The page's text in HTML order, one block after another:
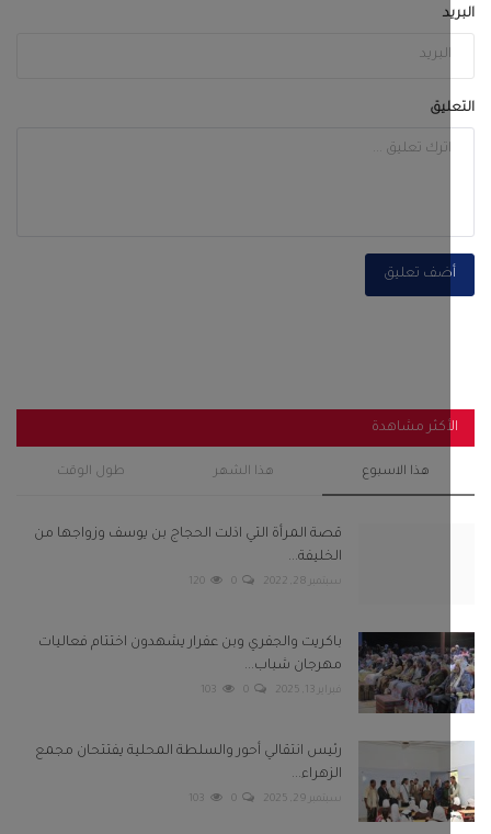
تعليق
مشاهدة
هذا الاسبوع هذا الشهر طول الوقت
قصة المرأة التي اذلت الحجاج بن يوسف وزواجها من
الخليفة...
0
120
باكريت والجفري وبن عفرار يشهدون اختتام فعاليات
مهرجان شباب...
فبراير 13, 2025 0
103
رئيس انتقالي أحور والسلطة المحلية يفتتحان مجمع
الزهراء...
سبتمبر 29, 2025 0
103